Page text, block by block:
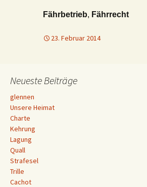
Fährbetrieb, Fährrecht
23. Februar 2014
Neueste Beiträge
glennen
Unsere Heimat
Charte
Kehrung
Lagung
Quall
Strafesel
Trille
Cachot